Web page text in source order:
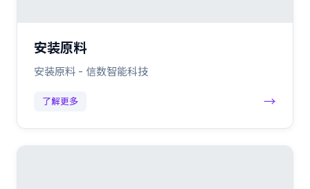
安装原料
安装原料 - 信数智能科技
了解更多 →